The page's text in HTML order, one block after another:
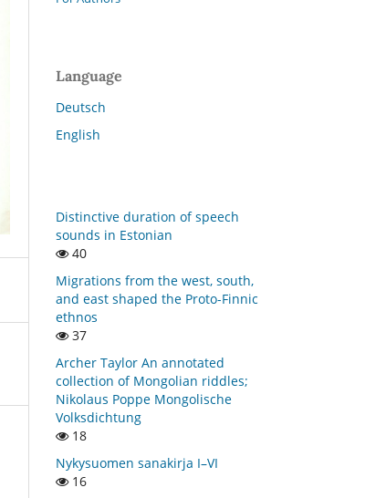
Language
Deutsch
English
Distinctive duration of speech
sounds in Estonian
40
Migrations from the west, south,
and east shaped the Proto-Finnic
ethnos
37
Archer Taylor An annotated
collection of Mongolian riddles;
Nikolaus Poppe Mongolische
Volksdichtung
18
Nykysuomen sanakirja I–VI
16